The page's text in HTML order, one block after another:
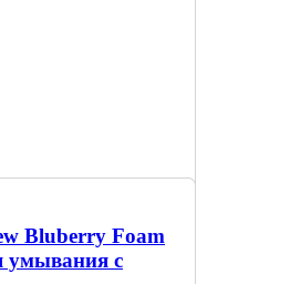
Bluberry Foam
умывания с